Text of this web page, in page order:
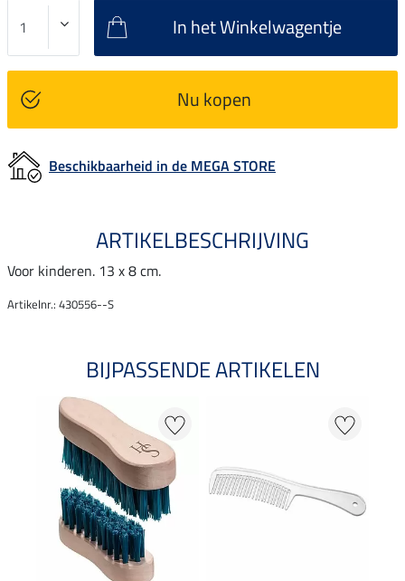
In het Winkelwagentje
Nu kopen
Beschikbaarheid in de MEGA STORE
ARTIKELBESCHRIJVING
Voor kinderen. 13 x 8 cm.
Artikelnr.: 430556--S
BIJPASSENDE ARTIKELEN